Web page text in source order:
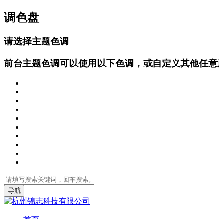
调色盘
请选择主题色调
前台主题色调可以使用以下色调，或自定义其他任
导航